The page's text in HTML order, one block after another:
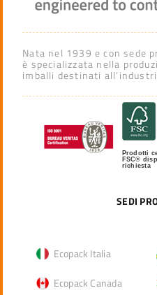
Nata nel 1939 e con sede
è specializzata nella
imballi destinati
Prodotti
FSC®
richiesta
SEDI
Ecopack Italia
Ecopack Canada